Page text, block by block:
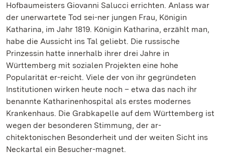
Hofbaumeisters Giovanni Salucci errichten. Anlass war
der unerwartete Tod sei-ner jungen Frau, Königin
Katharina, im Jahr 1819. Königin Katharina, erzählt man,
habe die Aussicht ins Tal geliebt. Die russische
Prinzessin hatte innerhalb ihrer drei Jahre in
Württemberg mit sozialen Projekten eine hohe
Popularität er-reicht. Viele der von ihr gegründeten
Institutionen wirken heute noch – etwa das nach ihr
benannte Katharinenhospital als erstes modernes
Krankenhaus. Die Grabkapelle auf dem Württemberg ist
wegen der besonderen Stimmung, der ar-
chitektonischen Besonderheit und der weiten Sicht ins
Neckartal ein Besucher-magnet.